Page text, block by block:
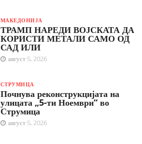
МАКЕДОНИЈА
ТРАМП НАРЕДИ ВОЈСКАТА ДА
КОРИСТИ МЕТАЛИ САМО ОД
САД ИЛИ
август 5, 2026
СТРУМИЦА
Почнува реконструкцијата на
улицата „5-ти Ноември“ во
Струмица
август 5, 2026